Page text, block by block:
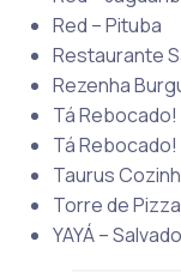
Red – Pituba
Restaurante
Rezenha
Tá Rebocado!
Tá
Taurus
Torre de
YAYÁ –